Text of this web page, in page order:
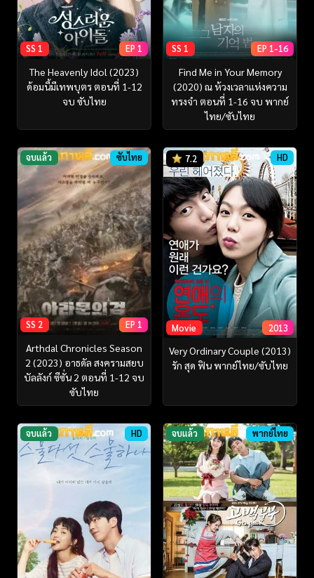
SS 1 EP 1
The Heavenly Idol (2023)
ด้อมนี้มีเทพบุตร ตอนที่ 1-12
จบ ซับไทย
SS 1 EP 1-16
Find Me in Your Memory
(2020) ณ ห้วงเวลาแห่งความ
ทรงจำ ตอนที่ 1-16 จบ พากย์
ไทย/ซับไทย
จบแล้ว ซับไทย
SS 2 EP 1
Arthdal Chronicles Season
2 (2023) อาธดัล สงครามสยบ
บัลลังก์ ซีซั่น 2 ตอนที่ 1-12 จบ
ซับไทย
7.2 HD
Movie 2013
Very Ordinary Couple (2013)
รัก สุด ฟิน พากย์ไทย/ซับไทย
จบแล้ว HD จบแล้ว พากย์ไทย